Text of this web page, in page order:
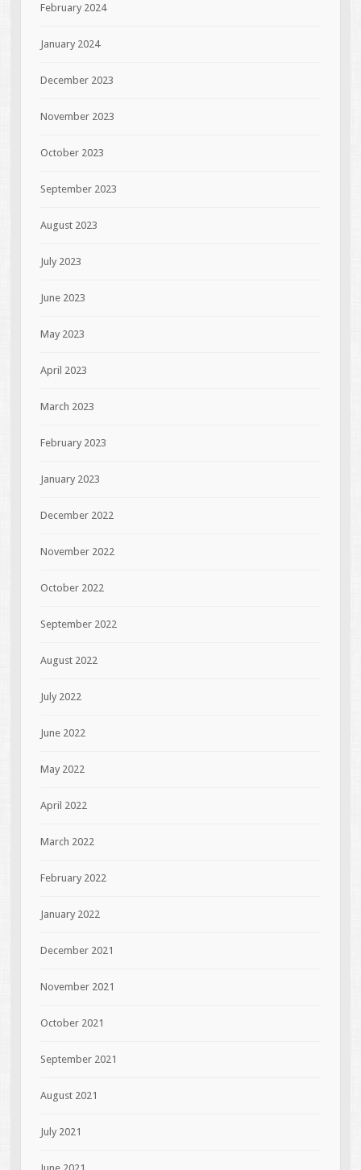
February 2024
January 2024
December 2023
November 2023
October 2023
September 2023
August 2023
July 2023
June 2023
May 2023
April 2023
March 2023
February 2023
January 2023
December 2022
November 2022
October 2022
September 2022
August 2022
July 2022
June 2022
May 2022
April 2022
March 2022
February 2022
January 2022
December 2021
November 2021
October 2021
September 2021
August 2021
July 2021